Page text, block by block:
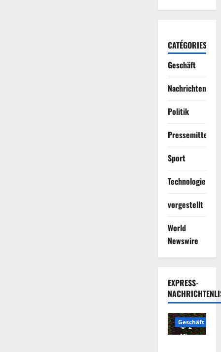
CATÉGORIES
Geschäft
Nachrichten
Politik
Sport
Technologie
vorgestellt
World
Newswire
EXPRESS-
2
Minuten
Geschäft